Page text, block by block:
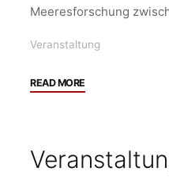
18.01.2024,
Uhr,
Dortmund/online"
Meeresforschung
Veranstaltung
READ MORE"Veranstaltung:
mit